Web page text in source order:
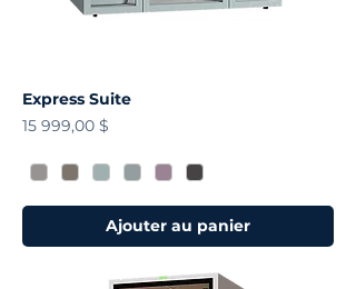
Express Suite
Prix
15 999,00 $
Ajouter au panier